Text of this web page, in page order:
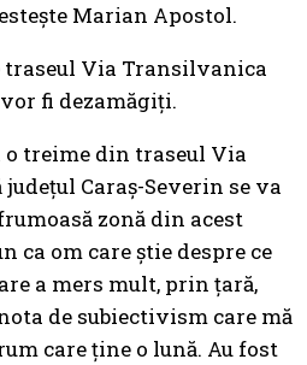
Marian Apostol.
traseul Via Transilvanica
fi dezamăgiți.
o treime din traseul Via
Caraș-Severin se va
zonă din acest
ca om care știe despre ce
a mers mult, prin țară,
de subiectivism care mă
care ține o lună. Au fost